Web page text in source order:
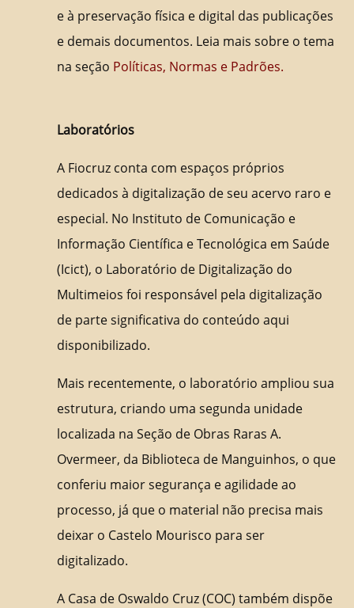
e à preservação física e digital das publicações
e demais documentos. Leia mais sobre o tema
na seção Políticas, Normas e Padrões.
Laboratórios
A Fiocruz conta com espaços próprios
dedicados à digitalização de seu acervo raro e
especial. No Instituto de Comunicação e
Informação Científica e Tecnológica em Saúde
(Icict), o Laboratório de Digitalização do
Multimeios foi responsável pela digitalização
de parte significativa do conteúdo aqui
disponibilizado.
Mais recentemente, o laboratório ampliou sua
estrutura, criando uma segunda unidade
localizada na Seção de Obras Raras A.
Overmeer, da Biblioteca de Manguinhos, o que
conferiu maior segurança e agilidade ao
processo, já que o material não precisa mais
deixar o Castelo Mourisco para ser
digitalizado.
A Casa de Oswaldo Cruz (COC) também dispõe